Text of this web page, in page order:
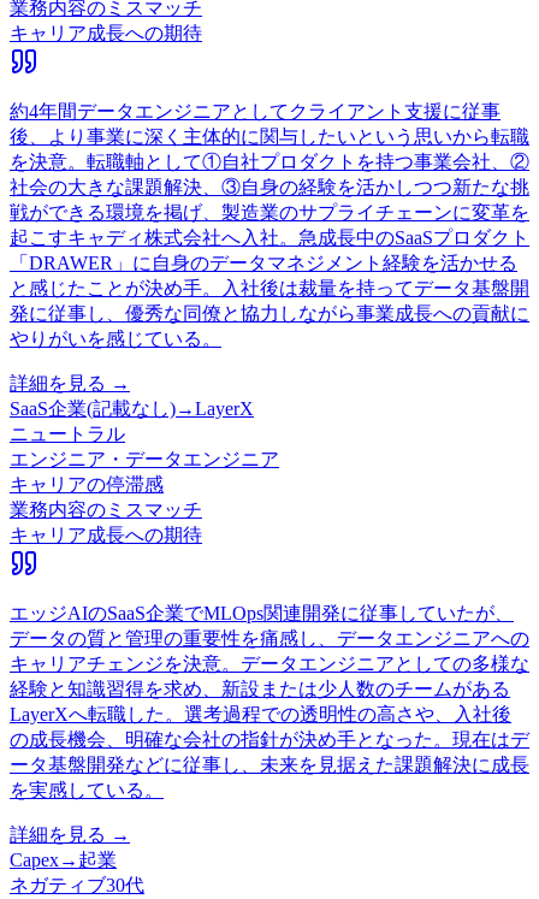
業務内容のミスマッチ
キャリア成長への期待
約4年間データエンジニアとしてクライアント支援に従事
後、より事業に深く主体的に関与したいという思いから転職
を決意。転職軸として①自社プロダクトを持つ事業会社、②
社会の大きな課題解決、③自身の経験を活かしつつ新たな挑
戦ができる環境を掲げ、製造業のサプライチェーンに変革を
起こすキャディ株式会社へ入社。急成長中のSaaSプロダクト
「DRAWER」に自身のデータマネジメント経験を活かせる
と感じたことが決め手。入社後は裁量を持ってデータ基盤開
発に従事し、優秀な同僚と協力しながら事業成長への貢献に
やりがいを感じている。
詳細を見る →
SaaS企業(記載なし)→LayerX
ニュートラル
エンジニア・データエンジニア
キャリアの停滞感
業務内容のミスマッチ
キャリア成長への期待
エッジAIのSaaS企業でMLOps関連開発に従事していたが、
データの質と管理の重要性を痛感し、データエンジニアへの
キャリアチェンジを決意。データエンジニアとしての多様な
経験と知識習得を求め、新設または少人数のチームがある
LayerXへ転職した。選考過程での透明性の高さや、入社後
の成長機会、明確な会社の指針が決め手となった。現在はデ
ータ基盤開発などに従事し、未来を見据えた課題解決に成長
を実感している。
詳細を見る →
Capex→ 起業
ネガティブ30代